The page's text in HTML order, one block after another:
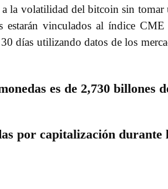
la volatilidad del bitcoin sin tomar
estarán vinculados al índice
días utilizando datos de los
es de 2,730 billones
por capitalización durante